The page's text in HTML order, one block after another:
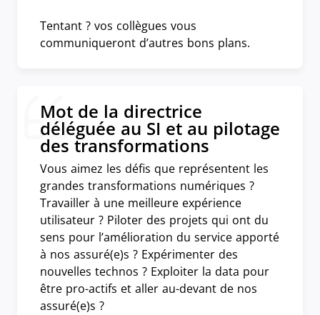
Tentant ? vos collègues vous
communiqueront d’autres bons plans.
Mot de la directrice
déléguée au SI et au pilotage
des transformations
Vous aimez les défis que représentent les
grandes transformations numériques ?
Travailler à une meilleure expérience
utilisateur ? Piloter des projets qui ont du
sens pour l’amélioration du service apporté
à nos assuré(e)s ? Expérimenter des
nouvelles technos ? Exploiter la data pour
être pro-actifs et aller au-devant de nos
assuré(e)s ?